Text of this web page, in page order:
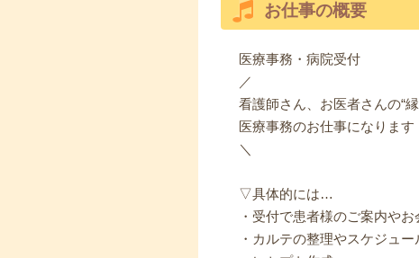
お仕事の概要
医療事務・病院受付
／
看護師さん、お医者さんの“
医療事務のお仕事になります
＼
▽具体的には…
・受付で患者様のご案内やお
・カルテの整理やスケジュー